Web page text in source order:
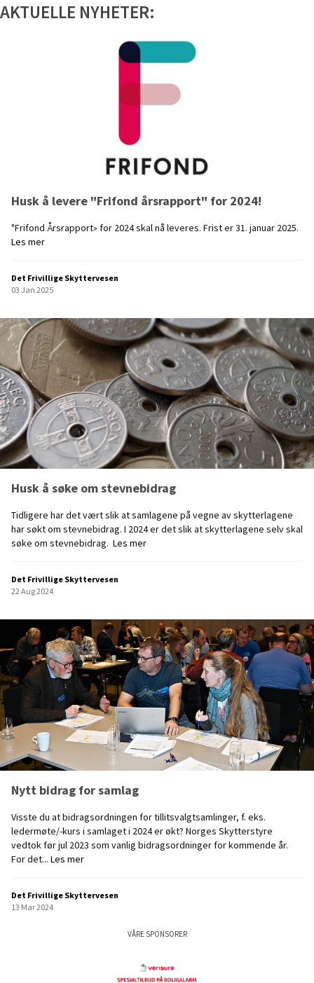
AKTUELLE NYHETER:
Husk å levere "Frifond årsrapport" for 2024!
"Frifond Årsrapport» for 2024 skal nå leveres. Frist er 31. januar 2025.
H
k
å
e
v
r
e
"
F
r
i
o
d
r
s
r
p
p
r
"
f
o
0
2
4
!
Les mer
Det Frivillige Skyttervesen
03 Jan 2025
Husk å søke om stevnebidrag
Tidligere har det vært slik at samlagene på vegne av skytterlagene
har søkt om stevnebidrag. I 2024 er det slik at skytterlagene selv skal
søke om stevnebidrag. H
k
ø
k
e
o
m
s
t
e
v
n
e
i
r
a
g
Les mer
Det Frivillige Skyttervesen
22 Aug 2024
Nytt bidrag for samlag
Visste du at bidragsordningen for tillitsvalgtsamlinger, f. eks.
ledermøte/-kurs i samlaget i 2024 er økt? Norges Skytterstyre
vedtok før jul 2023 som vanlig bidragsordninger for kommende år.
For det... N
t
b
Les mer
Det Frivillige Skyttervesen
13 Mar 2024
VÅRE SPONSORER